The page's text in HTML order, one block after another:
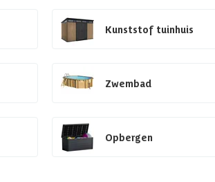
Kunststof tuinhuis
Zwembad
Opbergen